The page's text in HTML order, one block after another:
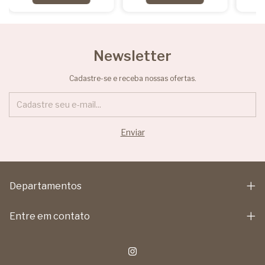
Newsletter
Cadastre-se e receba nossas ofertas.
Departamentos
Entre em contato